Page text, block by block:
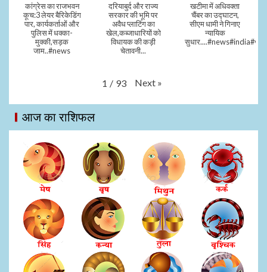
कांग्रेस का राजभवन
कूच:3 लेयर बैरिकेडिंग
पार, कार्यकर्ताओं और
पुलिस में धक्का-
मुक्की,सड़क
जाम..#news
दरियाबुर्द और राज्य
सरकार की भूमि पर
अवैध प्लाटिंग का
खेल,कब्जाधारियों को
विधायक की कड़ी
चेतावनी...
खटीमा में अधिवक्ता
चैंबर का उद्घाटन,
सीएम धामी ने गिनाए
न्यायिक
1 / 93 Next »
आज का राशिफल